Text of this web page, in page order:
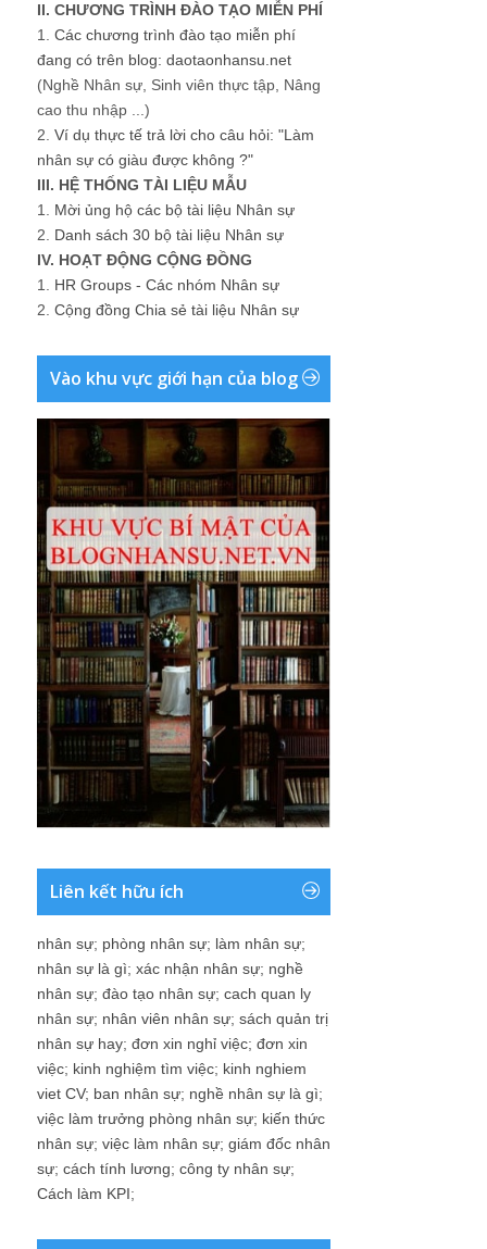
II. CHƯƠNG TRÌNH ĐÀO TẠO MIỄN PHÍ
1. Các chương trình đào tạo miễn phí
đang có trên blog: daotaonhansu.net
(Nghề Nhân sự, Sinh viên thực tập, Nâng
cao thu nhập ...)
2. Ví dụ thực tế trả lời cho câu hỏi: "Làm
nhân sự có giàu được không ?"
III. HỆ THỐNG TÀI LIỆU MẪU
1. Mời ủng hộ các bộ tài liệu Nhân sự
2. Danh sách 30 bộ tài liệu Nhân sự
IV. HOẠT ĐỘNG CỘNG ĐỒNG
1. HR Groups - Các nhóm Nhân sự
2. Cộng đồng Chia sẻ tài liệu Nhân sự
Vào khu vực giới hạn của blog
Liên kết hữu ích
nhân sự; phòng nhân sự; làm nhân sự;
nhân sự là gì; xác nhận nhân sự; nghề
nhân sự; đào tạo nhân sự; cach quan ly
nhân sự; nhân viên nhân sự; sách quản trị
nhân sự hay; đơn xin nghỉ việc; đơn xin
việc; kinh nghiệm tìm việc; kinh nghiem
viet CV; ban nhân sự; nghề nhân sự là gì;
việc làm trưởng phòng nhân sự; kiến thức
nhân sự; việc làm nhân sự; giám đốc nhân
sự; cách tính lương; công ty nhân sự;
Cách làm KPI;